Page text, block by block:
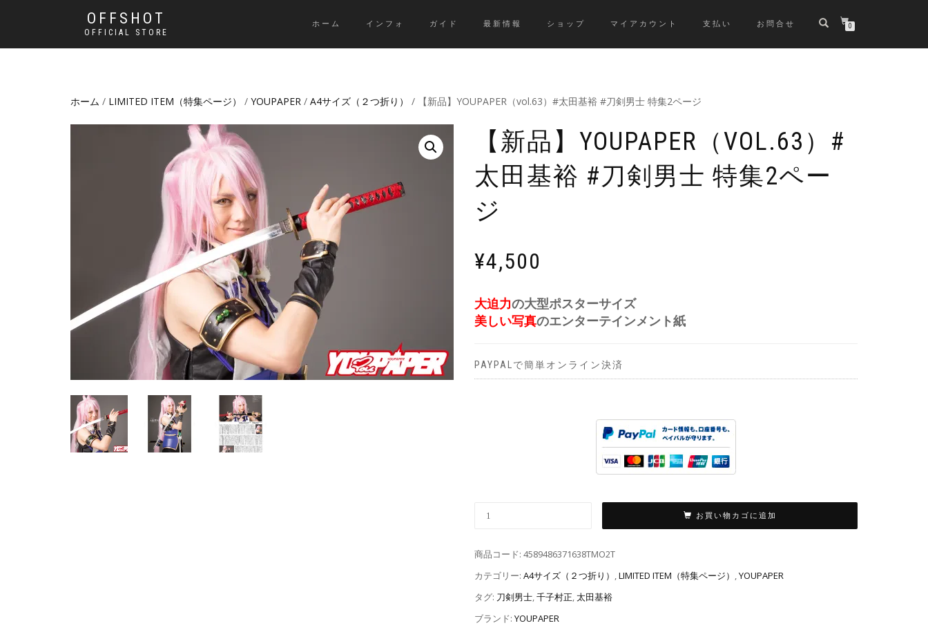
OFFSHOT
OFFICIAL STORE
ホーム インフォ ガイド 最新情報 ショップ マイアカウント 支払い お問合せ 0
ホーム / LIMITED ITEM（特集ページ） / YOUPAPER / A4サイズ（２つ折り） / 【新品】YOUPAPER（vol.63）#太田基裕 #刀剣男士 特集2ページ
【新品】YOUPAPER（VOL.63）#
太田基裕 #刀剣男士 特集2ペー
ジ
¥4,500
大迫力の大型ポスターサイズ
美しい写真のエンターテインメント紙
PAYPALで簡単オンライン決済
お買い物カゴに追加
商品コード: 4589486371638TMO2T
カテゴリー: A4サイズ（２つ折り） ,LIMITED ITEM（特集ページ） ,YOUPAPER
タグ: 刀剣男士,千子村正,太田基裕
ブランド: YOUPAPER